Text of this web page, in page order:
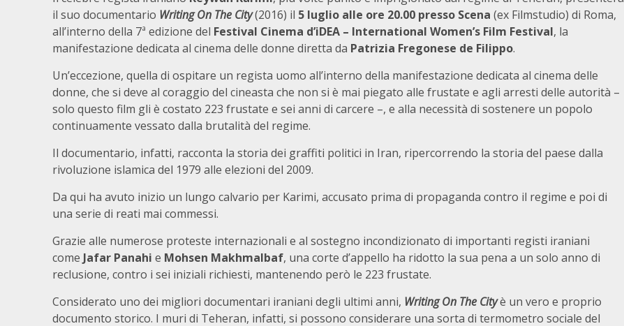
il suo documentario Writing On The City(2016) il 5 luglio alle ore 20.00 presso Scena (ex Filmstudio) di Roma,
all’interno della 7ª edizione del Festival Cinema d’iDEA – International Women’s Film Festival, la
manifestazione dedicata al cinema delle donne diretta da Patrizia Fregonese de Filippo.
Un’eccezione, quella di ospitare un regista uomo all’interno della manifestazione dedicata al cinema delle
donne, che si deve al coraggio del cineasta che non si è mai piegato alle frustate e agli arresti delle autorità –
solo questo film gli è costato 223 frustate e sei anni di carcere –, e alla necessità di sostenere un popolo
continuamente vessato dalla brutalità del regime.
Il documentario, infatti, racconta la storia dei graffiti politici in Iran, ripercorrendo la storia del paese dalla
rivoluzione islamica del 1979 alle elezioni del 2009.
Da qui ha avuto inizio un lungo calvario per Karimi, accusato prima di propaganda contro il regime e poi di
una serie di reati mai commessi.
Grazie alle numerose proteste internazionali e al sostegno incondizionato di importanti registi iraniani
come Jafar Panahi e Mohsen Makhmalbaf, una corte d’appello ha ridotto la sua pena a un solo anno di
reclusione, contro i sei iniziali richiesti, mantenendo però le 223 frustate.
Considerato uno dei migliori documentari iraniani degli ultimi anni, Writing On The Cityè un vero e proprio
documento storico. I muri di Teheran, infatti, si possono considerare una sorta di termometro sociale del